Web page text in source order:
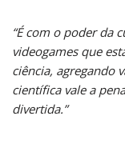
“É com o poder da
videogames que
ciência, agregando
científica vale a
divertida.”